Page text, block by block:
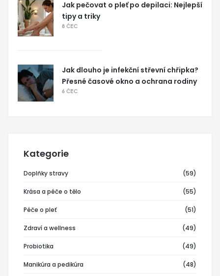
Jak pečovat o pleť po depilaci: Nejlepší
tipy a triky
8 ČEC
Jak dlouho je infekční střevní chřipka?
Přesné časové okno a ochrana rodiny
6 ČEC
Kategorie
Doplňky stravy (59)
Krása a péče o tělo (55)
Péče o pleť (51)
Zdraví a wellness (49)
Probiotika (49)
Manikúra a pedikúra (48)